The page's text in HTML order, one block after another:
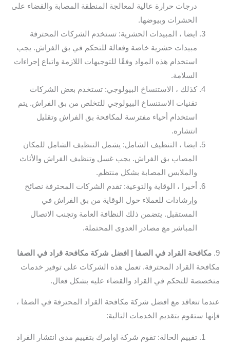
درجات حرارة عالية لمعالجة المنطقة المصابة والقضاء على
الحشرات وبيوضها.
ايضا ، المبيدات الحشرية: تستخدم الشركات المحترفة
مبيدات حشرية خاصة وفعالة للتحكم في بق الفراش. يجب
استخدام هذه المواد وفقًا للتوجيهات اللازمة واتباع إجراءات
السلامة.
كذلك ، الاستنساخ البيولوجي: تستخدم بعض الشركات
تقنيات الاستنساخ البيولوجي للتخلص من بق الفراش. يتم
استخدام أحياء مفترسة لمكافحة بق الفراش وتقليل
انتشاره.
ايضا ، التنظيف الشامل: يشمل التنظيف الشامل للمكان
المصاب بق الفراش. يجب غسل وتنظيف الفراش والأثاث
والملابس المصابة بشكل منتظم.
أخيرا ، الوقاية والتوعية: تقدم الشركات المحترفة نصائح
وإرشادات للعملاء حول الوقاية من بق الفراش في
المستقبل. يتضمن ذلك النظافة العامة وتجنب الاتصال
المباشر مع مصادر العدوى المحتملة.
9. مكافحة القراد في الصفا | افضل شركة مكافحة قراد في الصفا
مكافحة القراد المحترفة. تعمل هذه الشركات على توفير خدمات
متخصصة للتحكم في القراد والقضاء عليه بشكل فعال.
عندما تتعاقد مع افضل شركة مكافحة القراد المحترفة في الصفا ،
فإنها ستقوم بتقديم الخدمات التالية:
تقييم الحالة: تقوم شركة اوامرك بتقييم مدى انتشار القراد